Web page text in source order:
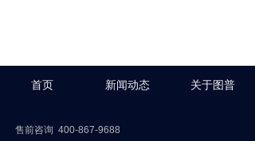
首页 新闻动态 关于图普
售前咨询 400-867-9688